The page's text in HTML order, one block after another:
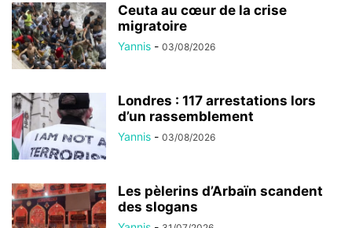
Ceuta au cœur de la crise
migratoire
Yannis - 03/08/2026
Londres : 117 arrestations lors
d’un rassemblement
Yannis - 03/08/2026
Les pèlerins d’Arbaïn scandent
des slogans